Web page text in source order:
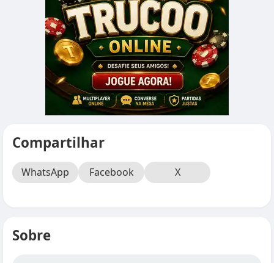
Compartilhar
WhatsApp Facebook X
Sobre